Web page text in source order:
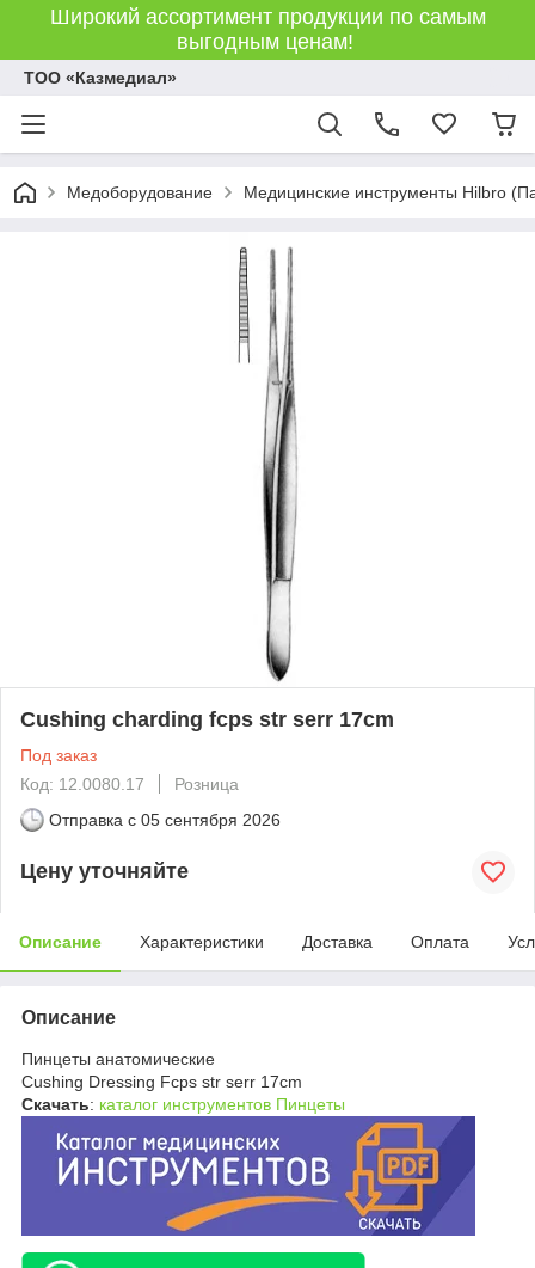
Широкий ассортимент продукции по самым
выгодным ценам!
ТОО «Казмедиал»
Медоборудование Медицинские инструменты Hilbro
Cushing charding fcps str serr 17cm
Под заказ
Код: 12.0080.17
Розница
Отправка с 05 сентября 2026
Цену уточняйте
Описание Характеристики Доставка Оплата
Описание
Пинцеты анатомические
Cushing Dressing Fcps str serr 17cm
Скачать: каталог инструментов Пинцеты